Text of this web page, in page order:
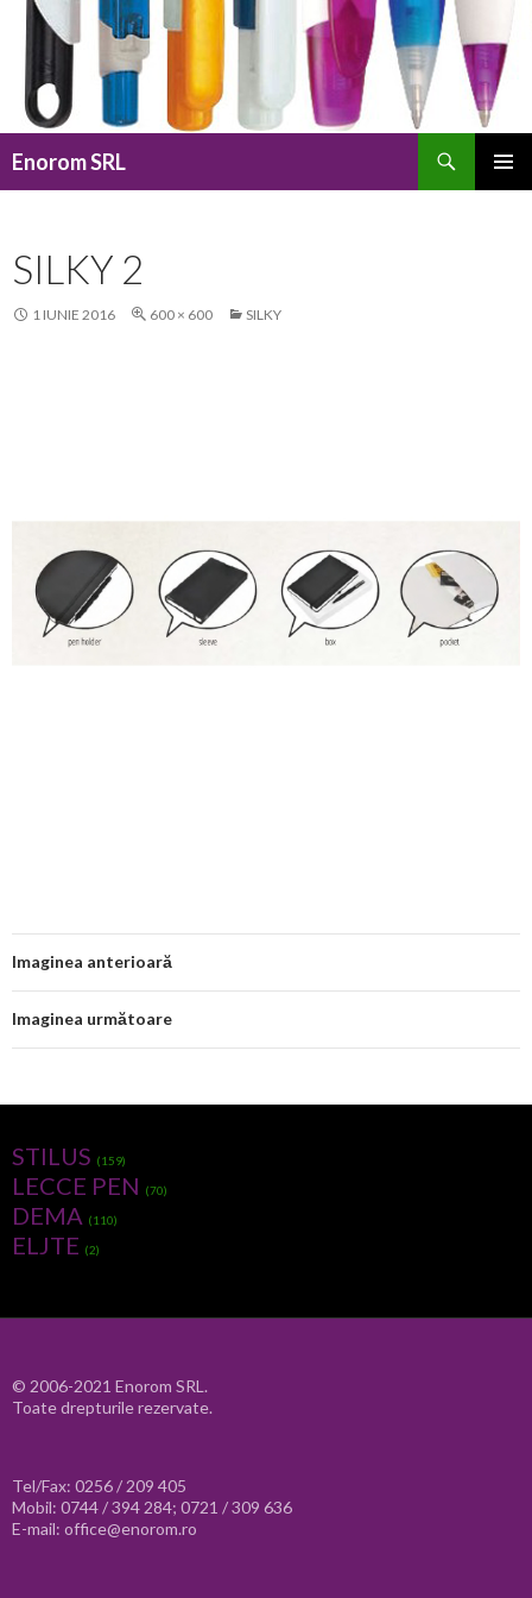
Enorom SRL
SILKY 2
1 IUNIE 2016 600 × 600 SILKY
Imaginea anterioară
Imaginea următoare
STILUS (159)
LECCE PEN (70)
DEMA (110)
ELJTE (2)
© 2006-2021 Enorom SRL.
Toate drepturile rezervate.
Tel/Fax: 0256 / 209 405
Mobil: 0744 / 394 284; 0721 / 309 636
E-mail: office@enorom.ro